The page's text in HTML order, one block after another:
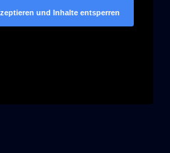
und Inhalte entsperren